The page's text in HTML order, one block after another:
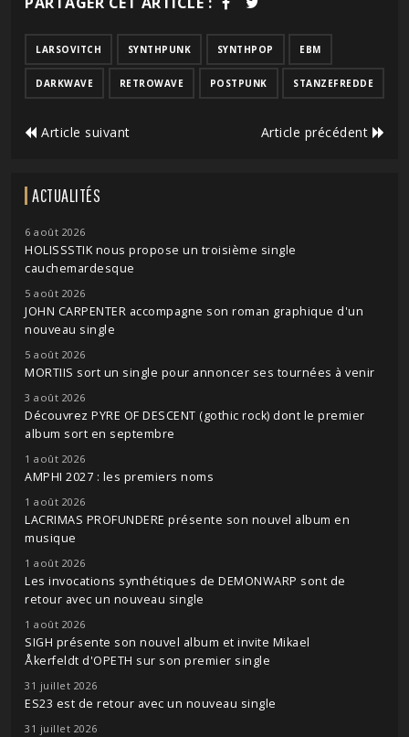
LARSOVITCH SYNTHPUNK SYNTHPOP EBM
DARKWAVE RETROWAVE POSTPUNK STANZEFREDDE
Article suivant Article précédent
ACTUALITÉS
6 août 2026
HOLISSSTIK nous propose un troisième single
cauchemardesque
5 août 2026
JOHN CARPENTER accompagne son roman graphique d'un
nouveau single
5 août 2026
MORTIIS sort un single pour annoncer ses tournées à venir
3 août 2026
Découvrez PYRE OF DESCENT (gothic rock) dont le premier
album sort en septembre
1 août 2026
AMPHI 2027 : les premiers noms
1 août 2026
LACRIMAS PROFUNDERE présente son nouvel album en
musique
1 août 2026
Les invocations synthétiques de DEMONWARP sont de
retour avec un nouveau single
1 août 2026
SIGH présente son nouvel album et invite Mikael
Åkerfeldt d'OPETH sur son premier single
31 juillet 2026
ES23 est de retour avec un nouveau single
31 juillet 2026